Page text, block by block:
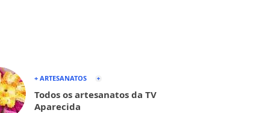
+ ARTESANATOS
Todos os artesanatos da TV
Aparecida